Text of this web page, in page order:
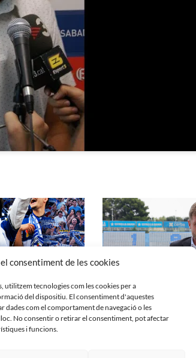
consentiment de les cookies
utilitzem tecnologies com les cookies per a
del dispositiu. El consentiment d'aquestes
dades com el comportament de navegació o les
No consentir o retirar el consentiment, pot afectar
i funcions.
| Campanya
Roda de premsa de